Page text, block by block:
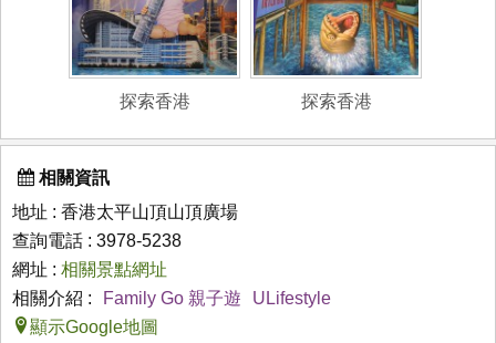
探索香港 探索香港
相關資訊
地址 : 香港太平山頂山頂廣場
查詢電話 : 3978-5238
網址 : 相關景點網址
相關介紹 :
Family Go 親子遊
ULifestyle
顯示Google地圖